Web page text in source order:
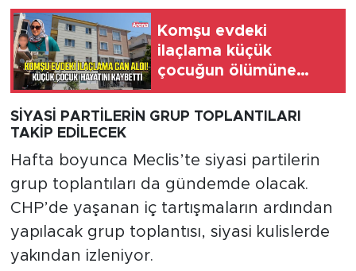
Komşu evdeki
ilaçlama küçük
çocuğun ölümüne
neden oldu
SİYASİ PARTİLERİN GRUP TOPLANTILARI
TAKİP EDİLECEK
Hafta boyunca Meclis’te siyasi partilerin
grup toplantıları da gündemde olacak.
CHP’de yaşanan iç tartışmaların ardından
yapılacak grup toplantısı, siyasi kulislerde
yakından izleniyor.